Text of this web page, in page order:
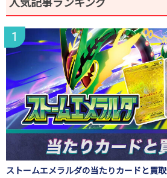
人気記事ランキング
ストームエメラルダの当たりカードと買